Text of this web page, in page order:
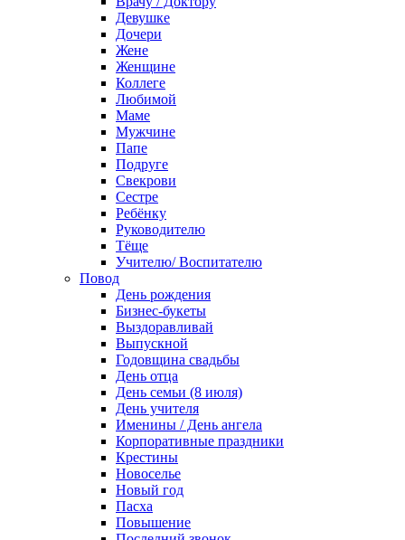
Девушке
Дочери
Жене
Женщине
Коллеге
Любимой
Маме
Мужчине
Папе
Подруге
Свекрови
Сестре
Ребёнку
Руководителю
Тёще
Учителю/ Воспитателю
Повод
День рождения
Бизнес-букеты
Выздоравливай
Выпускной
Годовщина свадьбы
День отца
День семьи (8 июля)
День учителя
Именины / День ангела
Корпоративные праздники
Крестины
Новоселье
Новый год
Пасха
Повышение